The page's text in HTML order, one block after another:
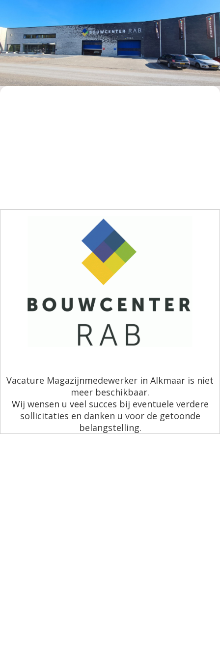
Vacature Magazijnmedewerker in Alkmaar is niet
meer beschikbaar.
Wij wensen u veel succes bij eventuele verdere
sollicitaties en danken u voor de getoonde
belangstelling.